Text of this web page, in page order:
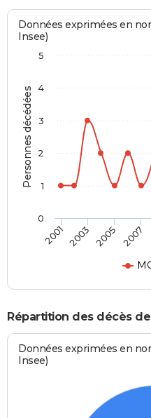
Personnes décédées
Données exprimées en
Insee)
2001 2003 2005 2007
0
1
2
3
4
5
Répartition des décès de
Données exprimées en
Insee)